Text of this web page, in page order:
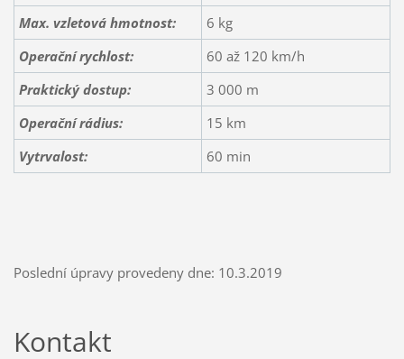
Max. vzletová hmotnost:
6 kg
Operační rychlost:
60 až 120 km/h
Praktický dostup:
3 000 m
Operační rádius:
15 km
Vytrvalost:
60 min
Poslední úpravy provedeny dne: 10.3.2019
Kontakt